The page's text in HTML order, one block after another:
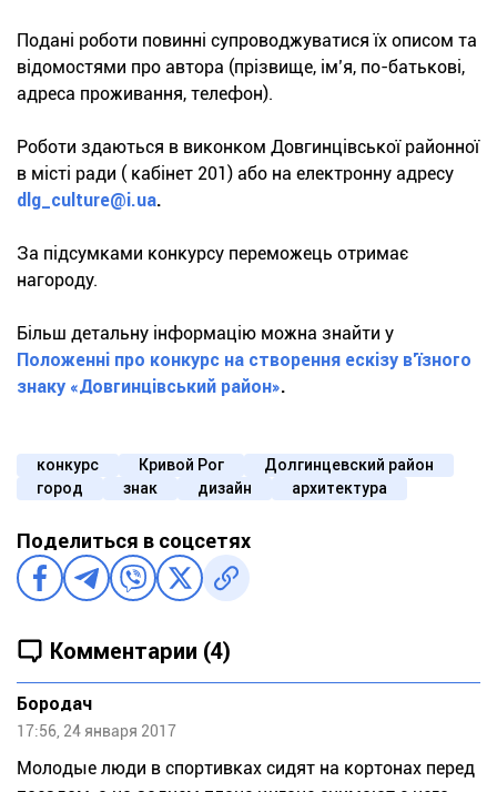
Подані роботи повинні супроводжуватися їх описом та
відомостями про автора (прізвище, ім’я, по-батькові,
адреса проживання, телефон).
Роботи здаються в виконком Довгинцівської районної
в місті ради ( кабінет 201) або на електронну адресу
dlg_culture@i.ua.
За підсумками конкурсу переможець отримає
нагороду.
Більш детальну інформацію можна знайти у
Положенні про конкурс на створення ескізу в’їзного
знаку «Довгинцівський район».
конкурс Кривой Рог
Долгинцевский район
город
знак дизайн архитектура
Поделиться в соцсетях
Комментарии (4)
Бородач
17:56, 24 января 2017
Молодые люди в спортивках сидят на кортонах перед